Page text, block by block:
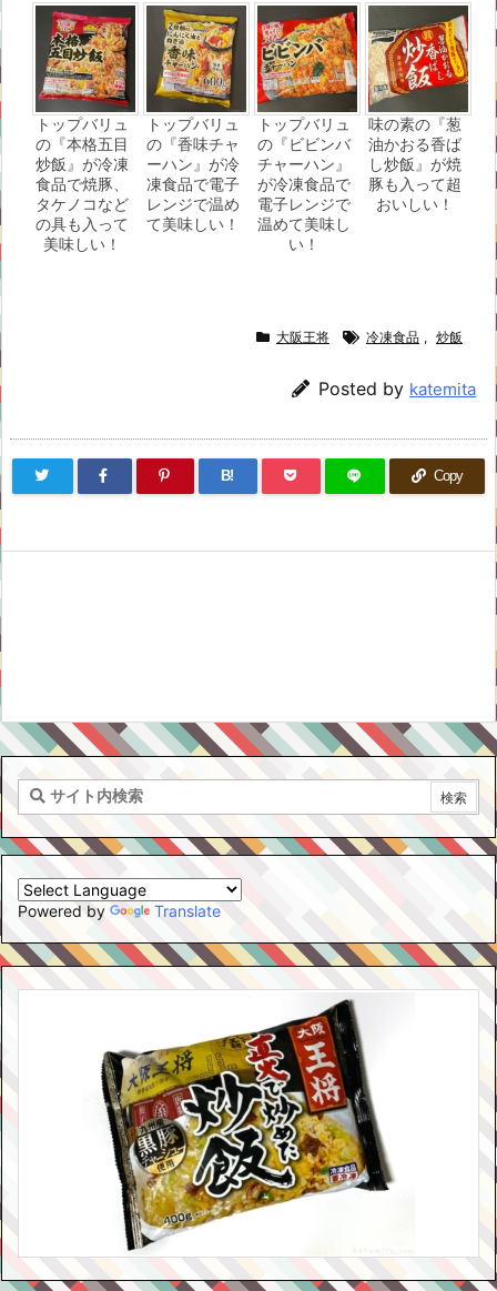
トップバリュ
の『本格五目
炒飯』が冷凍
食品で焼豚、
タケノコなど
の具も入って
美味しい！
トップバリュ
の『香味チャ
ーハン』が冷
凍食品で電子
レンジで温め
て美味しい！
トップバリュ
の『ビビンバ
チャーハン』
が冷凍食品で
電子レンジで
温めて美味し
い！
味の素の『葱
油かおる香ば
し炒飯』が焼
豚も入って超
おいしい！
大阪王将 冷凍食品 , 炒飯
Posted by katemita
B! Copy
Powered by Translate